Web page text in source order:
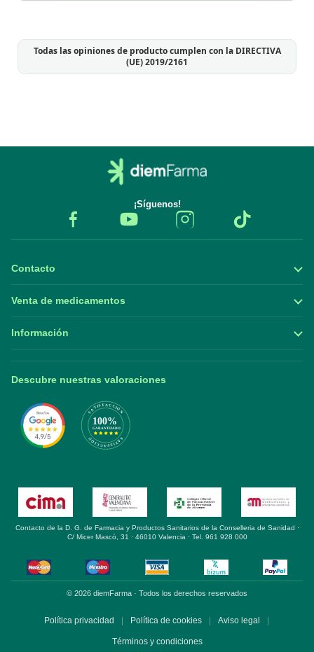
Todas las opiniones de producto cumplen con la DIRECTIVA
(UE) 2019/2161
¡Síguenos!
Contacto
Venta de medicamentos
Información
Descubre nuestras valoraciones
Contacto de la D. G. de Farmacia y Productos Sanitarios de la Conselleria de Sanidad ·
C/ Micer Mascó, 31 · 46010 Valencia · Tel. 961 928 000
© 2026 diemFarma · Todos los derechos reservados
Política privacidad | Política de cookies | Aviso legal |
Términos y condiciones